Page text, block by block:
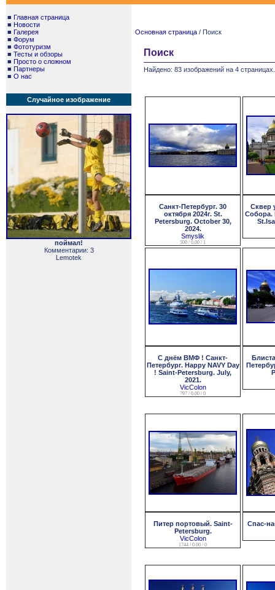
■ Главная страница
■ Новости
■ Галерея
■ Форум
■ Фототуризм
■ Тесты и обзоры
■ Просто о сложном
■ Партнеры
■ О нас
Случайное изображение
поймал!
Комментарии: 3
Lemotek
Основная страница / Поиск
Поиск
Найдено: 83 изображений на 4
Санкт-Петербург. 30
октября 2024г. St.
Petersburg. October 30,
2024.
Smyslik
500 / 0.00 / 1
Сквер
Собора.
С днём ВМФ ! Санкт-
Петербург. Happy NAVY Day
! Saint-Petersburg. July,
2021.
VicColon
797 / 0.00 / 0
Питер портовый. Saint-
Petersburg.
VicColon
1744 / 0.00 / 0
Спас-